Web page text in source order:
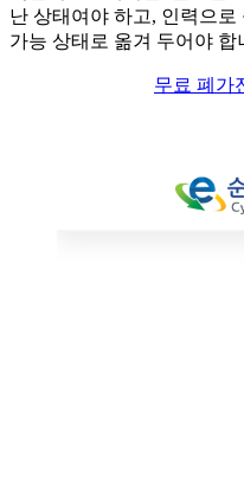
난 상태여야 하고, 인력으
가능 상태로 옮겨 두어야 합
무료 폐가